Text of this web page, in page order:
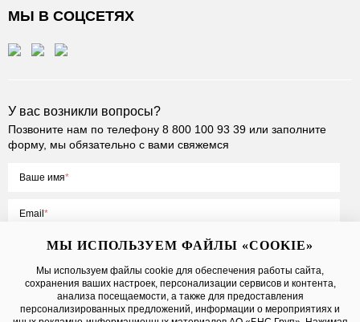
МЫ В СОЦСЕТЯХ
У вас возникли вопросы?
Позвоните нам по телефону 8 800 100 93 39 или заполните
форму, мы обязательно с вами свяжемся
Ваше имя
Email
Нажимая на кнопку «Отправить», вы принимаете условияПубличной
оферты, даетесогласие на обработку персональных данных
МЫ ИСПОЛЬЗУЕМ ФАЙЛЫ «COOKIE»
Мы используем файлы cookie для обеспечения работы сайта,
сохранения ваших настроек, персонализации сервисов и контента,
анализа посещаемости, а также для предоставления
персонализированных предложений, информации о мероприятиях и